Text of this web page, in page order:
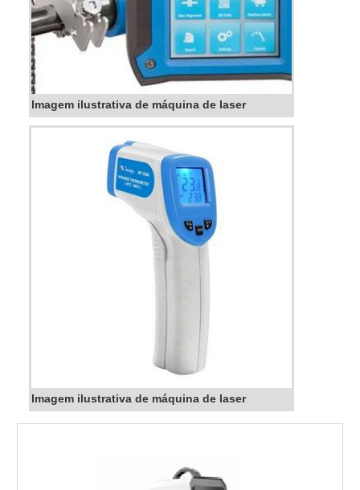
Imagem ilustrativa de máquina de laser
Imagem ilustrativa de máquina de laser